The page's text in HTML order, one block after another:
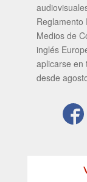
Reglamento
Medios de
inglés
aplicarse en
desde